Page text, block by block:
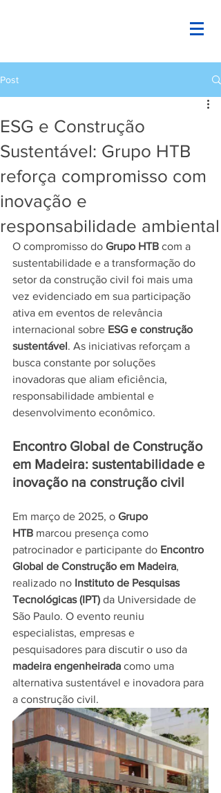
Post
ESG e Construção
Sustentável: Grupo HTB
reforça compromisso com
inovação e
responsabilidade ambiental
O compromisso do Grupo HTB com a
sustentabilidade e a transformação do
setor da construção civil foi mais uma
vez evidenciado em sua participação
ativa em eventos de relevância
internacional sobre ESG e construção
sustentável. As iniciativas reforçam a
busca constante por soluções
inovadoras que aliam eficiência,
responsabilidade ambiental e
desenvolvimento econômico.
Encontro Global de Construção
em Madeira: sustentabilidade e
inovação na construção civil
Em março de 2025, o Grupo
HTB marcou presença como
patrocinador e participante do Encontro
Global de Construção em Madeira,
realizado no Instituto de Pesquisas
Tecnológicas (IPT) da Universidade de
São Paulo. O evento reuniu
especialistas, empresas e
pesquisadores para discutir o uso da
madeira engenheirada como uma
alternativa sustentável e inovadora para
a construção civil.